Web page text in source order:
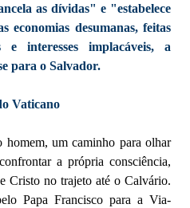
as dívidas" e "estabelece
economias desumanas, feitas
interesses implacáveis, a
para o Salvador.
Vaticano
homem, um caminho para olhar
a própria consciência,
Cristo no trajeto até o Calvário.
Papa Francisco para a Via-